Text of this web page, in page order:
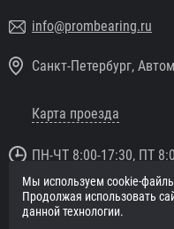
info@prombearing.ru
Санкт-Петербург,
Карта проезда
ПН-ЧТ 8:00-17:30, ПТ
© 2016 «PromBearing.ru»
Подшипники оптом и в розницу.
Мы используем cookie-
Продолжая использовать
данной технологии.